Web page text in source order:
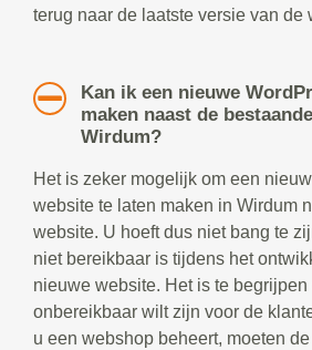
terug naar de laatste versie van de
Kan ik een nieuwe
maken naast de
Wirdum?
Het is zeker mogelijk om een
website te laten maken in Wirdum
website. U hoeft dus niet bang te
niet bereikbaar is tijdens het
nieuwe website. Het is te begrijpen
onbereikbaar wilt zijn voor de
u een webshop beheert, moeten